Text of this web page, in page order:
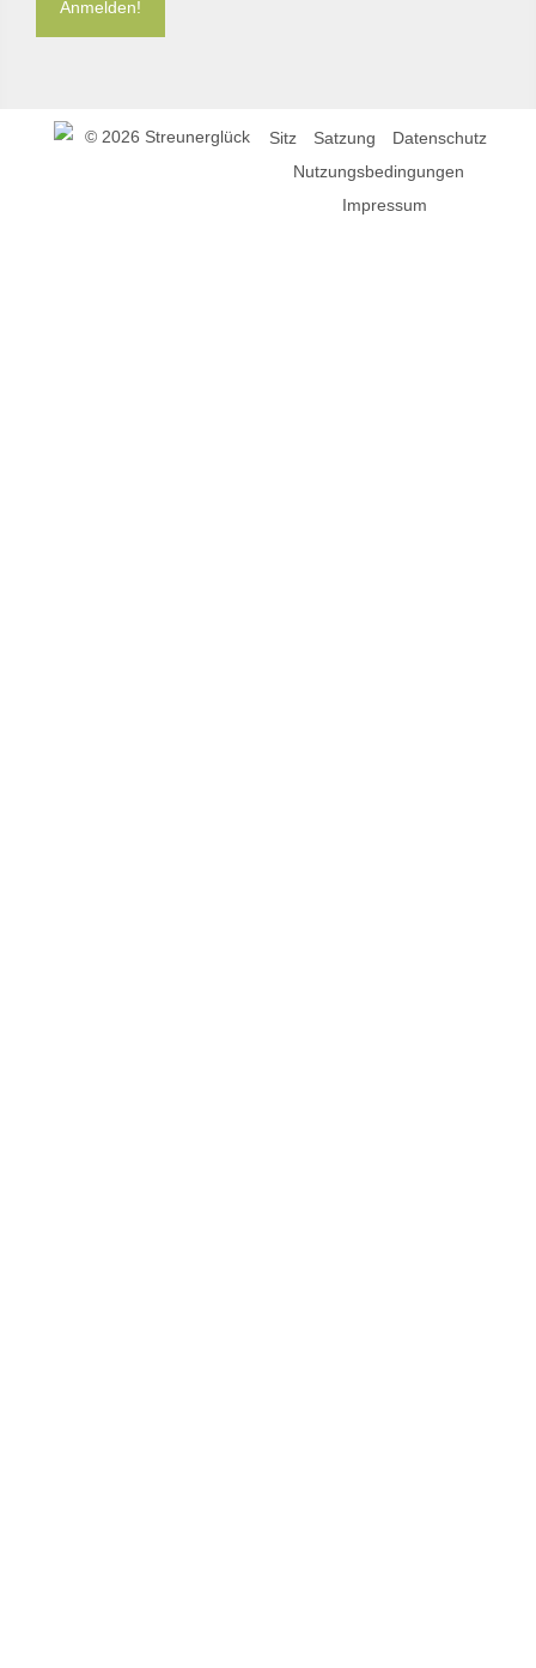
© 2026 Streunerglück Sitz Satzung
Datenschutz
Nutzungsbedingungen
Impressum